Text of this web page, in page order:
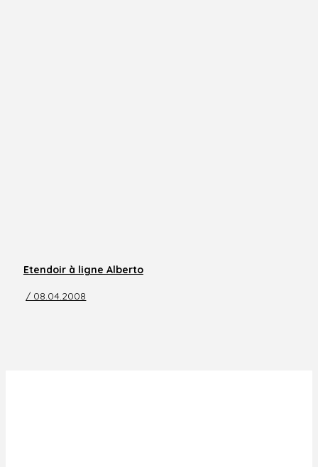
Etendoir à ligne Alberto
/ 08.04.2008